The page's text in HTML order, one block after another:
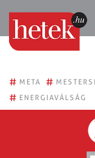
# META #
# ENERGIAVÁLSÁG